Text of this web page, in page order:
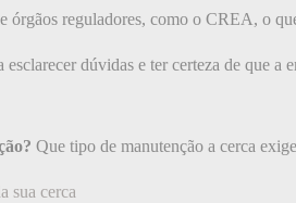
órgãos reguladores, como o CREA, o
esclarecer dúvidas e ter certeza de que a
Que tipo de manutenção a cerca
sua cerca